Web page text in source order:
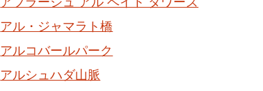
アル・ジャマラト橋
アルコバールパーク
アルシュハダ山脈